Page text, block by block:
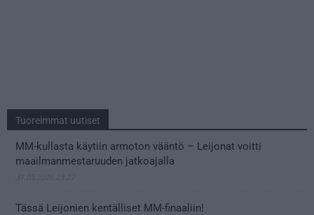
Tuoreimmat uutiset
MM-kullasta käytiin armoton vääntö – Leijonat voitti
maailmanmestaruuden jatkoajalla
Tässä Leijonien kentälliset MM-finaaliin!